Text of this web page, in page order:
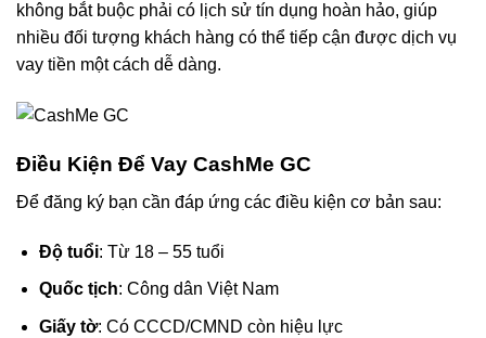
không bắt buộc phải có lịch sử tín dụng hoàn hảo, giúp
nhiều đối tượng khách hàng có thể tiếp cận được dịch vụ
vay tiền một cách dễ dàng.
Điều Kiện Để Vay CashMe GC
Để đăng ký bạn cần đáp ứng các điều kiện cơ bản sau:
Độ tuổi: Từ 18 – 55 tuổi
Quốc tịch: Công dân Việt Nam
Giấy tờ: Có CCCD/CMND còn hiệu lực